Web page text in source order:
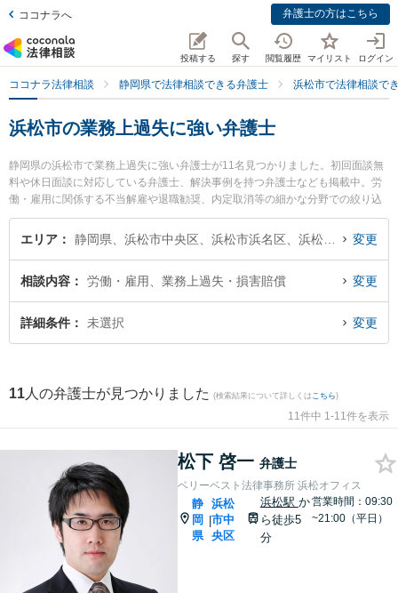
ココナラへ 弁護士の方はこちら
投稿する 探す 閲覧履歴 マイリスト ログイン
ココナラ法律相談 静岡県で法律相談できる弁護士 浜松市で法律相談で
浜松市の業務上過失に強い弁護士
静岡県の浜松市で業務上過失に強い弁護士が11名見つかりました。初回面談無
料や休日面談に対応している弁護士、解決事例を持つ弁護士なども掲載中。労
働・雇用に関係する不当解雇や退職勧奨、内定取消等の細かな分野での絞り込
み検索もでき便利です。特にベリーベスト法律事務所 浜松オフィスの松下 啓一
弁護士やベリーベスト法律事務所 浜松オフィスの大城 拓摩弁護士、弁護士法人
を今すぐに弁護士に相談したい』『業務上過失のトラブル解決の実績豊富な近
くの弁護士を検索したい』『初回相談無料で業務上過失を法律相談できる浜松
市内の弁護士に相談予約したい』などでお困りの相談者さんにおすすめです。
エリア 変更
相談内容 労働・雇用、業務上過失・損害賠償 変更
詳細条件 未選択 変更
11 人の弁護士が見つかりました (検索結果について詳しくは こちら)
11件中 1-11件を表示
松下 啓一 弁護士
ベリーベスト法律事務所 浜松オフィス
静
岡
県
|
浜松
市中
央区
浜松駅 か
ら徒歩5
分
営業時間：09:30
~21:00（平日）